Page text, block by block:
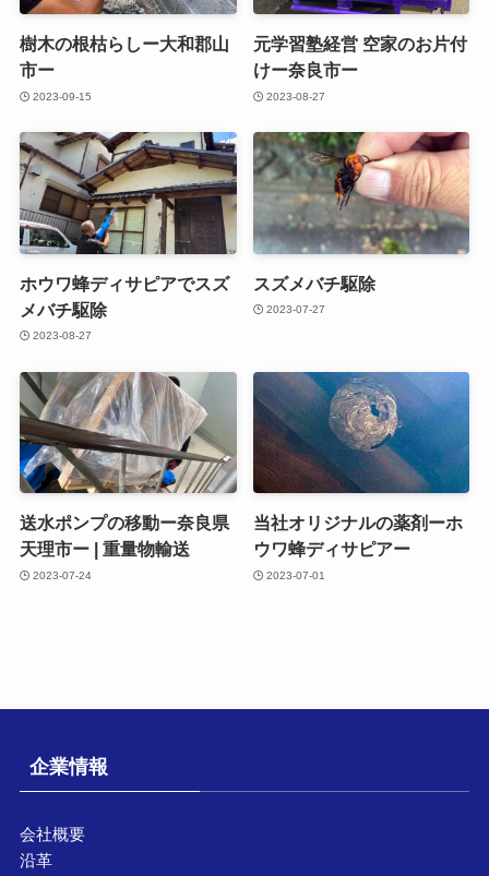
樹木の根枯らしー大和郡山
市ー
2023-09-15
元学習塾経営 空家のお片付
けー奈良市ー
2023-08-27
ホウワ蜂ディサピアでスズ
メバチ駆除
2023-08-27
スズメバチ駆除
2023-07-27
送水ポンプの移動ー奈良県
天理市ー | 重量物輸送
2023-07-24
当社オリジナルの薬剤ーホ
ウワ蜂ディサピアー
2023-07-01
企業情報
会社概要
沿革